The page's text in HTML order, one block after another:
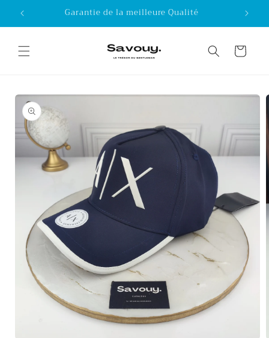
Skip to
content
Garantie de la meilleure Qualité
Cart
Skip to
product
information